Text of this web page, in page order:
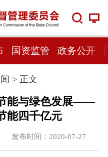
国资监管 政务公开
> 正文
能与绿色发展——
能四千亿元
发布时间：2020-07-27